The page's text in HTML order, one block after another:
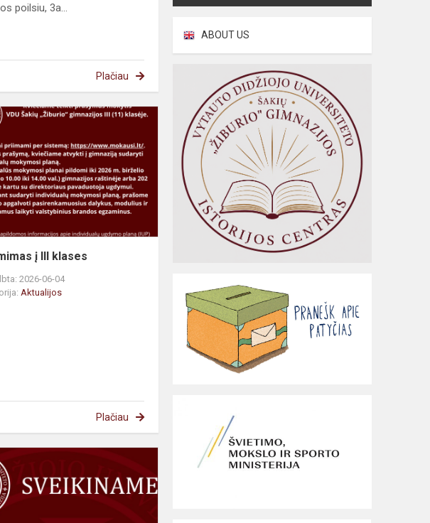
poilsiu, 3a...
Plačiau
į III klases
2026-06-04
Aktualijos
Plačiau
ABOUT US